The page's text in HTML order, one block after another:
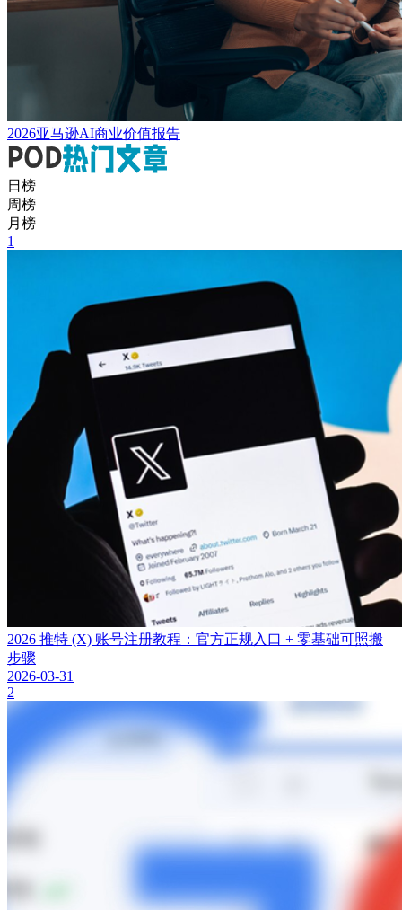
2026亚马逊AI商业价值报告
日榜
周榜
月榜
1
2026 推特 (X) 账号注册教程：官方正规入口 + 零基础可照搬
步骤
2026-03-31
2